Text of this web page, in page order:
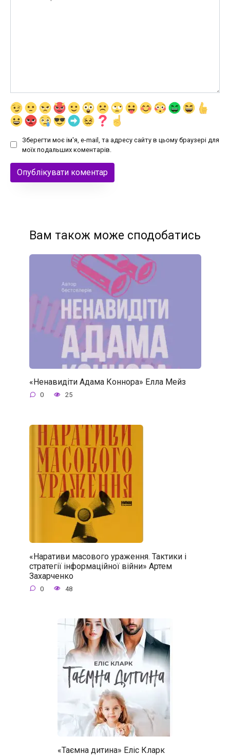
Зберегти моє ім'я, e-mail, та адресу сайту в цьому браузері для
моїх подальших коментарів.
Вам також може сподобатись
«Ненавидіти Адама Коннора» Елла Мейз
0 25
«Наративи масового ураження. Тактики і
стратегії інформаційної війни» Артем
Захарченко
0 48
«Таємна дитина» Еліс Кларк